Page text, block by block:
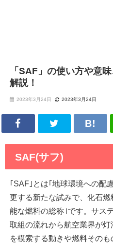
「SAF」の使い方や意
解説！
2023年3月24日 2023年3月24日
SAF(サフ)
｢SAF｣とは｢地球環境への配
更する新たな試みで、化石
能な燃料の総称｣です。サス
取組の流れから航空業界が
を模索する動きや燃料その